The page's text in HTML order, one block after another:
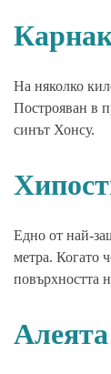
На няколко
Построяван в
синът Хонсу.
Едно от най-
метра. Когато
повърхността